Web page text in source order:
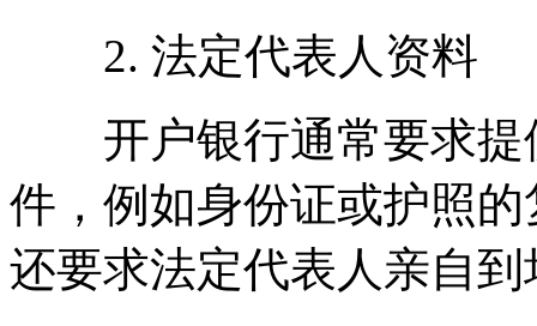
2. 法定代表人资料
开户银行通常要求提
件，例如身份证或护照
还要求法定代表人亲自